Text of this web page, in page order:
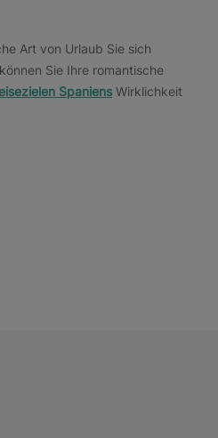
Art von Urlaub Sie sich
Sie Ihre romantische
Spaniens Wirklichkeit